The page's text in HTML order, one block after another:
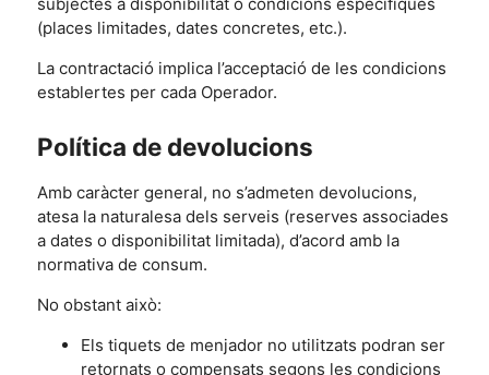
(places limitades, dates concretes, etc.).
La contractació implica l’acceptació de les condicions
establertes per cada Operador.
Política de devolucions
Amb caràcter general, no s’admeten devolucions,
atesa la naturalesa dels serveis (reserves associades
a dates o disponibilitat limitada), d’acord amb la
normativa de consum.
No obstant això:
Els tiquets de menjador no utilitzats podran ser
retornats o compensats segons les condicions